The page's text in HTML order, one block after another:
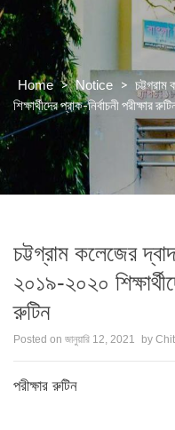
Home > Notice >
শিক্ষার্থীদের প্রাক-নির্বাচনী পরীক্ষার
চট্টগ্রাম কলেজের
২০১৯-২০২০
রুটিন
Posted on জানুয়ারি 12, 2021 by
পরীক্ষার রুটিন